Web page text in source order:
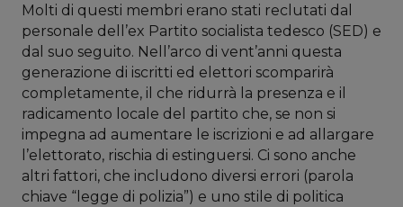
Molti di questi membri erano stati reclutati dal
personale dell’ex Partito socialista tedesco (SED) e
dal suo seguito. Nell’arco di vent’anni questa
generazione di iscritti ed elettori scomparirà
completamente, il che ridurrà la presenza e il
radicamento locale del partito che, se non si
impegna ad aumentare le iscrizioni e ad allargare
l’elettorato, rischia di estinguersi. Ci sono anche
altri fattori, che includono diversi errori (parola
chiave “legge di polizia”) e uno stile di politica